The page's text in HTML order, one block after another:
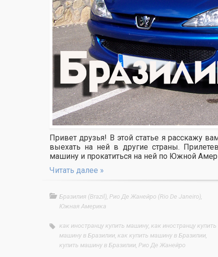
Привет друзья! В этой статье я расскажу
выехать на ней в другие страны.
машину и прокатиться на ней по Южной
Читать далее »
Бразилия (Brazil) Рио Де Жанейро (Rio De Janeiro)
Южная Америка
как иностранцу купить машину как иностранцу купить
машину в Бразилии как купить машину в Бразилии
купить машину в Бразилии Рио Де Жанейро